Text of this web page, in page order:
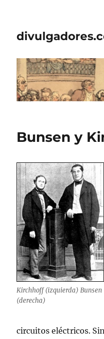
Bunsen y
Kirchhoff (izquierda) Bunsen
(derecha)
circuitos eléctricos.